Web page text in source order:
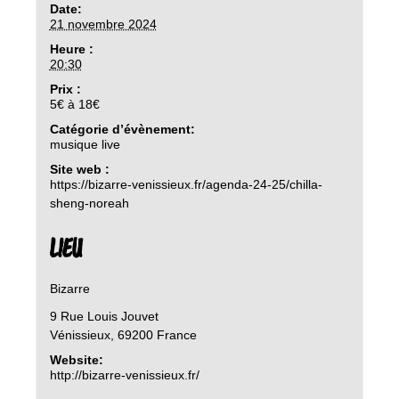
Date:
21 novembre 2024
Heure :
20:30
Prix :
5€ à 18€
Catégorie d’évènement:
musique live
Site web :
https://bizarre-venissieux.fr/agenda-24-25/chilla-
sheng-noreah
LIEU
Bizarre
9 Rue Louis Jouvet
Vénissieux, 69200 France
Website:
http://bizarre-venissieux.fr/